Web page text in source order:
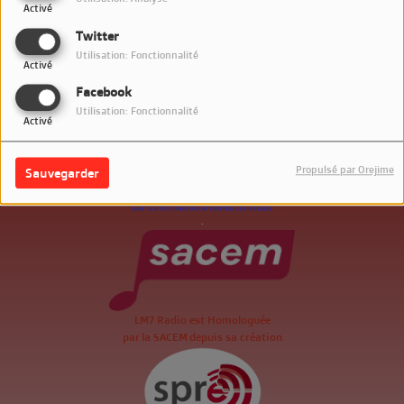
Activé
Twitter
Activé
Utilisation: Fonctionnalité
Facebook
Activé
Utilisation: Fonctionnalité
Sauvegarder Propulsé par Orejime
.
LM7 Radio est Homologuée
par la SACEM depuis sa création